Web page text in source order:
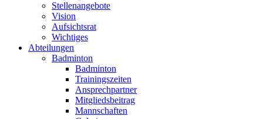
Stellenangebote
Vision
Aufsichtsrat
Wichtiges
Abteilungen
Badminton
Badminton
Trainingszeiten
Ansprechpartner
Mitgliedsbeitrag
Mannschaften